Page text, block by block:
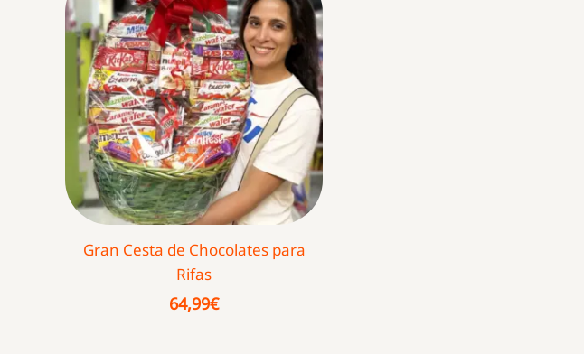
Gran Cesta de Chocolates para
Rifas
64,99€